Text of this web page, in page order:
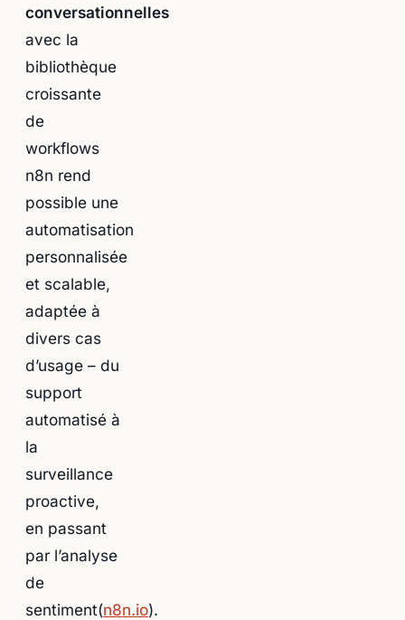
conversationnelles
avec la
bibliothèque
croissante
de
workflows
n8n rend
possible une
automatisation
personnalisée
et scalable,
adaptée à
divers cas
d’usage – du
support
automatisé à
la
surveillance
proactive,
en passant
par l’analyse
de
sentiment(n8n.io).